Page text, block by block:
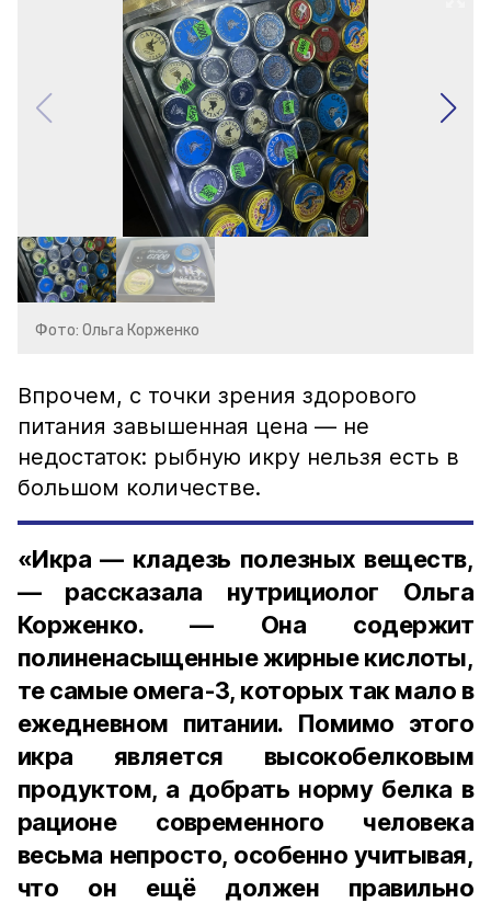
Фото: Ольга Корженко
Впрочем, с точки зрения здорового
питания завышенная цена — не
недостаток: рыбную икру нельзя есть в
большом количестве.
«Икра — кладезь полезных веществ,
— рассказала нутрициолог Ольга
Корженко. — Она содержит
полиненасыщенные жирные кислоты,
те самые омега-3, которых так мало в
ежедневном питании. Помимо этого
икра является высокобелковым
продуктом, а добрать норму белка в
рационе современного человека
весьма непросто, особенно учитывая,
что он ещё должен правильно